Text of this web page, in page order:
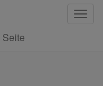
S